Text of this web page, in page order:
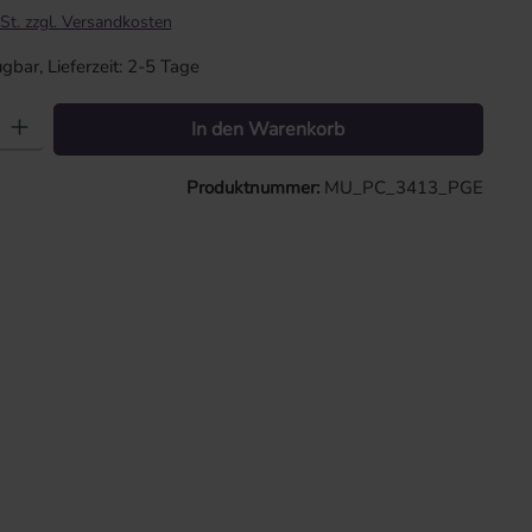
zzgl. Versandkosten
Lieferzeit: 2-5 Tage
Gib den gewünschten Wert ein oder benutze die Schaltflächen um die
In den Warenkorb
Produktnummer: MU_PC_3413_PGE